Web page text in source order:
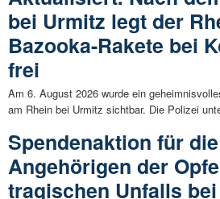
bei Urmitz legt der
Bazooka-Rakete bei
frei
Am 6. August 2026 wurde ein
am Rhein bei Urmitz sichtbar. Die Polizei
Spendenaktion für die
Angehörigen der
tragischen Unfalls bei